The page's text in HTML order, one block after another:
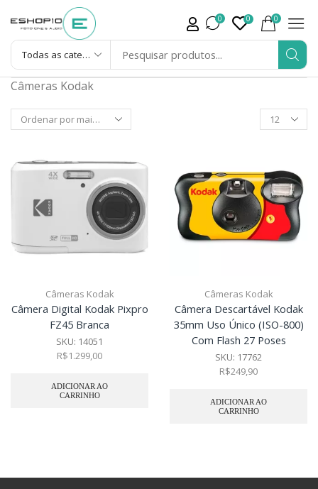
0 0 0
Câmeras Kodak
Câmeras Kodak
Câmera Digital Kodak Pixpro
FZ45 Branca
SKU: 14051
R$1.299,00
ADICIONAR AO
CARRINHO
Câmeras Kodak
Câmera Descartável Kodak
35mm Uso Único (ISO-800)
Com Flash 27 Poses
SKU: 17762
R$249,90
ADICIONAR AO
CARRINHO